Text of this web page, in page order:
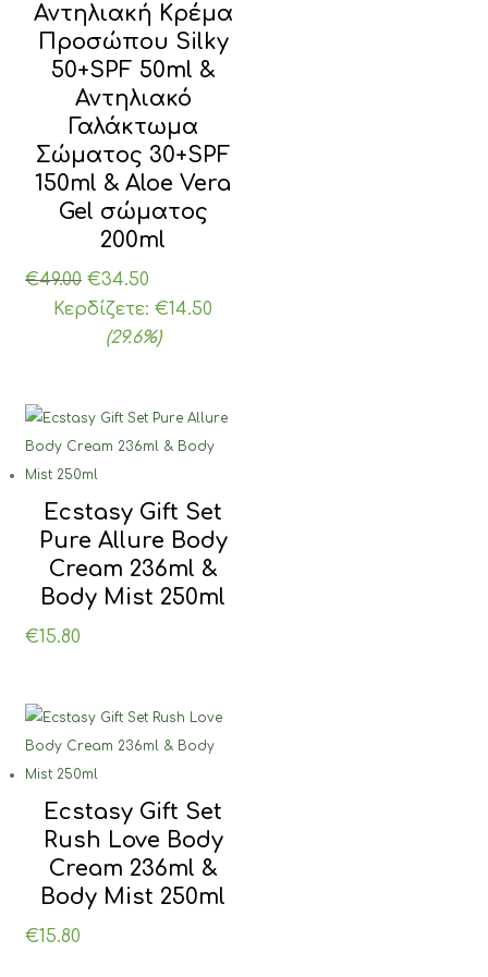
Αντηλιακή Κρέμα
Προσώπου Silky
50+SPF 50ml &
Αντηλιακό
Γαλάκτωμα
Σώματος 30+SPF
150ml & Aloe Vera
Gel σώματος
200ml
€49.00 Original
price
was:
€34.50
τρέχουσα
τιμή
Κερδίζετε:€14.50
(29.6%)
Ecstasy Gift Set
Pure Allure Body
Cream 236ml &
Body Mist 250ml
€15.80
Ecstasy Gift Set
Rush Love Body
Cream 236ml &
Body Mist 250ml
€15.80